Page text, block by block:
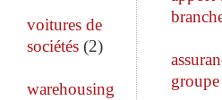
voitures de
sociétés(2)
warehousing
groupe